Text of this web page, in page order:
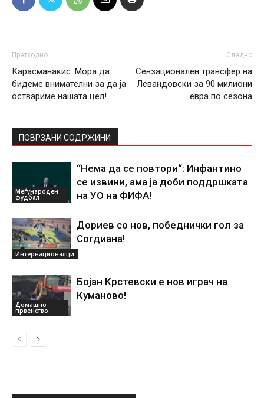
Претходно
Карасманакис: Мора да
бидеме внимателни за да ја
оствариме нашата цел!
Следно
Сензационален трансфер на
Левандовски за 90 милиони
евра по сезона
ПОВРЗАНИ СОДРЖИНИ
Меѓународен
фудбал
“Нема да се повтори“: Инфантино
се извини, ама ја доби поддршката
на УО на ФИФА!
Интернационалци
Дориев со нов, победнички гол за
Согдиана!
Домашно
првенство
Бојан Крстевски е нов играч на
Куманово!